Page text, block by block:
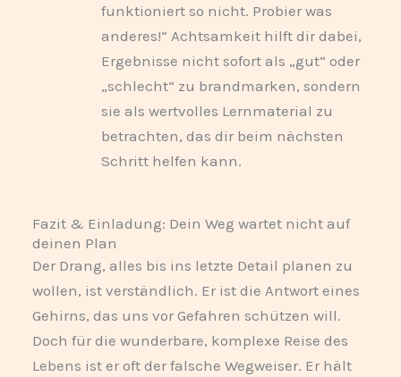
funktioniert so nicht. Probier was
anderes!“ Achtsamkeit hilft dir dabei,
Ergebnisse nicht sofort als „gut“ oder
„schlecht“ zu brandmarken, sondern
sie als wertvolles Lernmaterial zu
betrachten, das dir beim nächsten
Schritt helfen kann.
Fazit & Einladung: Dein Weg wartet nicht auf
deinen Plan
Der Drang, alles bis ins letzte Detail planen zu
wollen, ist verständlich. Er ist die Antwort eines
Gehirns, das uns vor Gefahren schützen will.
Doch für die wunderbare, komplexe Reise des
Lebens ist er oft der falsche Wegweiser. Er hält